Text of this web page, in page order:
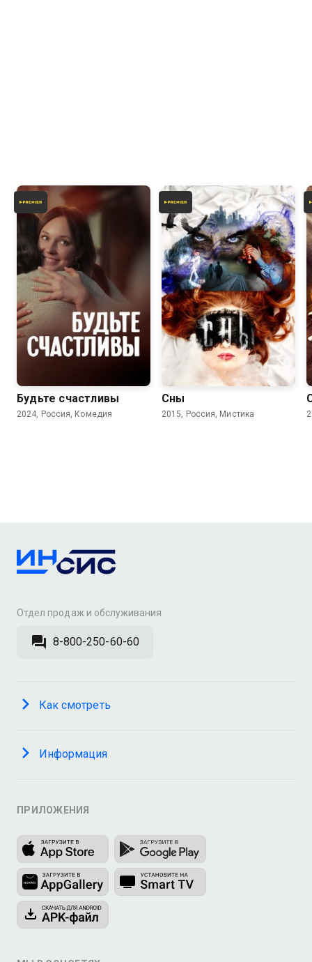
Будьте счастливы
2024, Россия, Комедия
Сны
2015, Россия, Мистика
Отдел продаж и обслуживания
8-800-250-60-60
Как смотреть
Информация
ПРИЛОЖЕНИЯ